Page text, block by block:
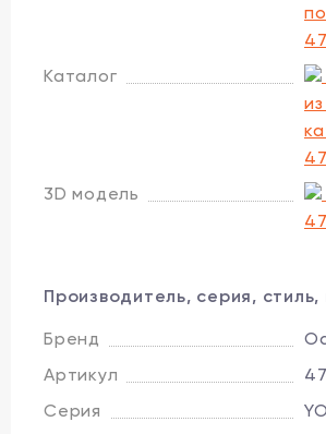
Каталог
из
3D модель
Производитель, серия, стиль,
Бренд
Артикул
Серия